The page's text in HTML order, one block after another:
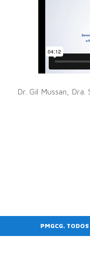
Dr. Gil Mussan,
PMGCG.